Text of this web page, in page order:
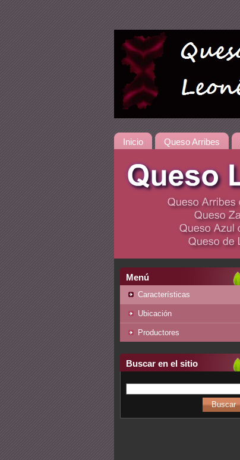
Inicio Queso Arribes
Menú
Características
Ubicación
Productores
Buscar en el sitio